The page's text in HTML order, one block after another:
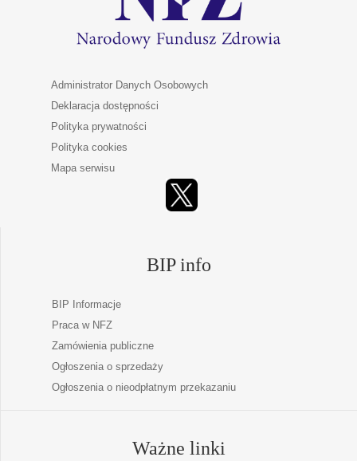
Administrator Danych Osobowych
Deklaracja dostępności
Polityka prywatności
Polityka cookies
Mapa serwisu
BIP info
BIP Informacje
Praca w NFZ
Zamówienia publiczne
Ogłoszenia o sprzedaży
Ogłoszenia o nieodpłatnym przekazaniu
Ważne linki